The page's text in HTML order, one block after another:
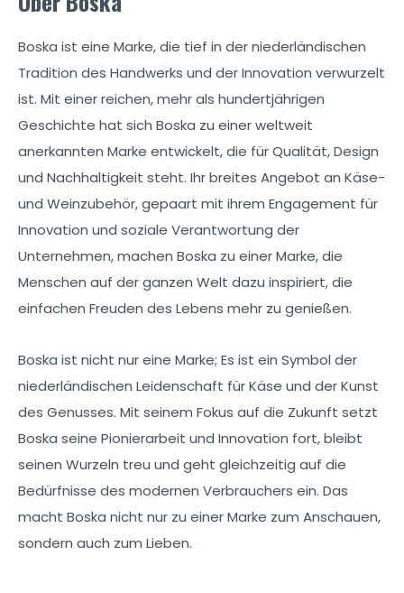
Boska ist eine Marke, die tief in der niederländischen
Tradition des Handwerks und der Innovation verwurzelt
ist. Mit einer reichen, mehr als hundertjährigen
Geschichte hat sich Boska zu einer weltweit
anerkannten Marke entwickelt, die für Qualität, Design
und Nachhaltigkeit steht. Ihr breites Angebot an Käse-
und Weinzubehör, gepaart mit ihrem Engagement für
Innovation und soziale Verantwortung der
Unternehmen, machen Boska zu einer Marke, die
Menschen auf der ganzen Welt dazu inspiriert, die
einfachen Freuden des Lebens mehr zu genießen.
Boska ist nicht nur eine Marke; Es ist ein Symbol der
niederländischen Leidenschaft für Käse und der Kunst
des Genusses. Mit seinem Fokus auf die Zukunft setzt
Boska seine Pionierarbeit und Innovation fort, bleibt
seinen Wurzeln treu und geht gleichzeitig auf die
Bedürfnisse des modernen Verbrauchers ein. Das
macht Boska nicht nur zu einer Marke zum Anschauen,
sondern auch zum Lieben.